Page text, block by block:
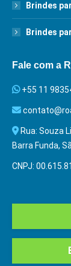
Brindes
Brindes
Fale com a
+55 11
Rua: Souza
Barra Funda,
CNPJ: